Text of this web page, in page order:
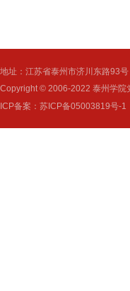
地址：江苏省泰州市济川东路93
Copyright © 2006-2022 泰州学院
ICP备案： 苏ICP备05003819号-1